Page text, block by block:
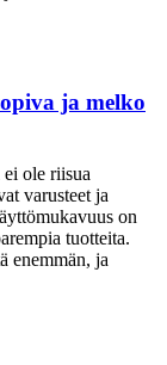
ja melko
ole riisua
varusteet ja
on
tuotteita.
enemmän, ja